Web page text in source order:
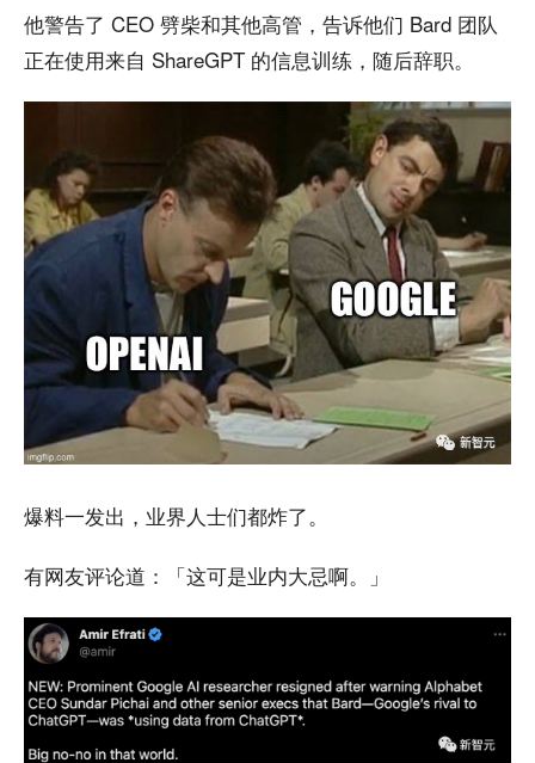
他警告了 CEO 劈柴和其他高管，告诉他们 Bard 团队
正在使用来自 ShareGPT 的信息训练，随后辞职。
爆料一发出，业界人士们都炸了。
有网友评论道：「这可是业内大忌啊。」